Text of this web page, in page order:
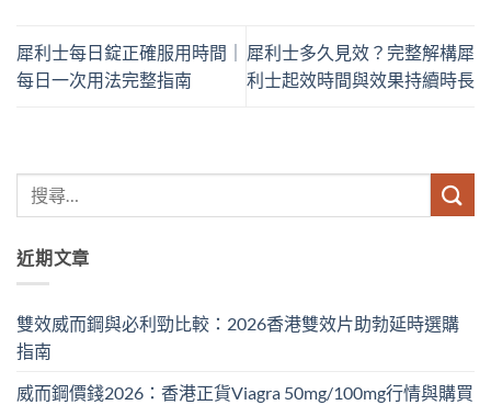
犀利士每日錠正確服用時間｜
每日一次用法完整指南
犀利士多久見效？完整解構犀
利士起效時間與效果持續時長
近期文章
雙效威而鋼與必利勁比較：2026香港雙效片助勃延時選購
指南
威而鋼價錢2026：香港正貨Viagra 50mg/100mg行情與購買